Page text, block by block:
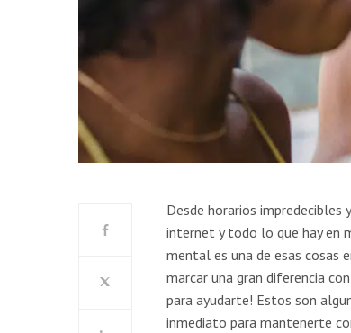
Desde horarios
internet y todo lo que hay en
mental es una de esas cosas
marcar una gran diferencia
para ayudarte! Estos son
inmediato para mantenerte